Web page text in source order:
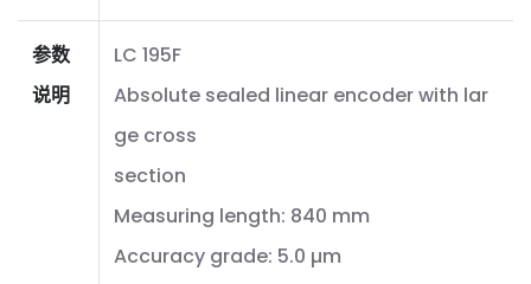
参数
说明
LC 195F
Absolute sealed linear encoder with lar
ge cross
section
Measuring length: 840 mm
Accuracy grade: 5.0 µm